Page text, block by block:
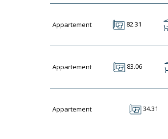
Appartement 82.31
Appartement 83.06
Appartement 34.31